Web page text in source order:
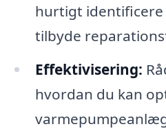
hurtigt
tilbyde
Effektivisering:
hvordan du kan